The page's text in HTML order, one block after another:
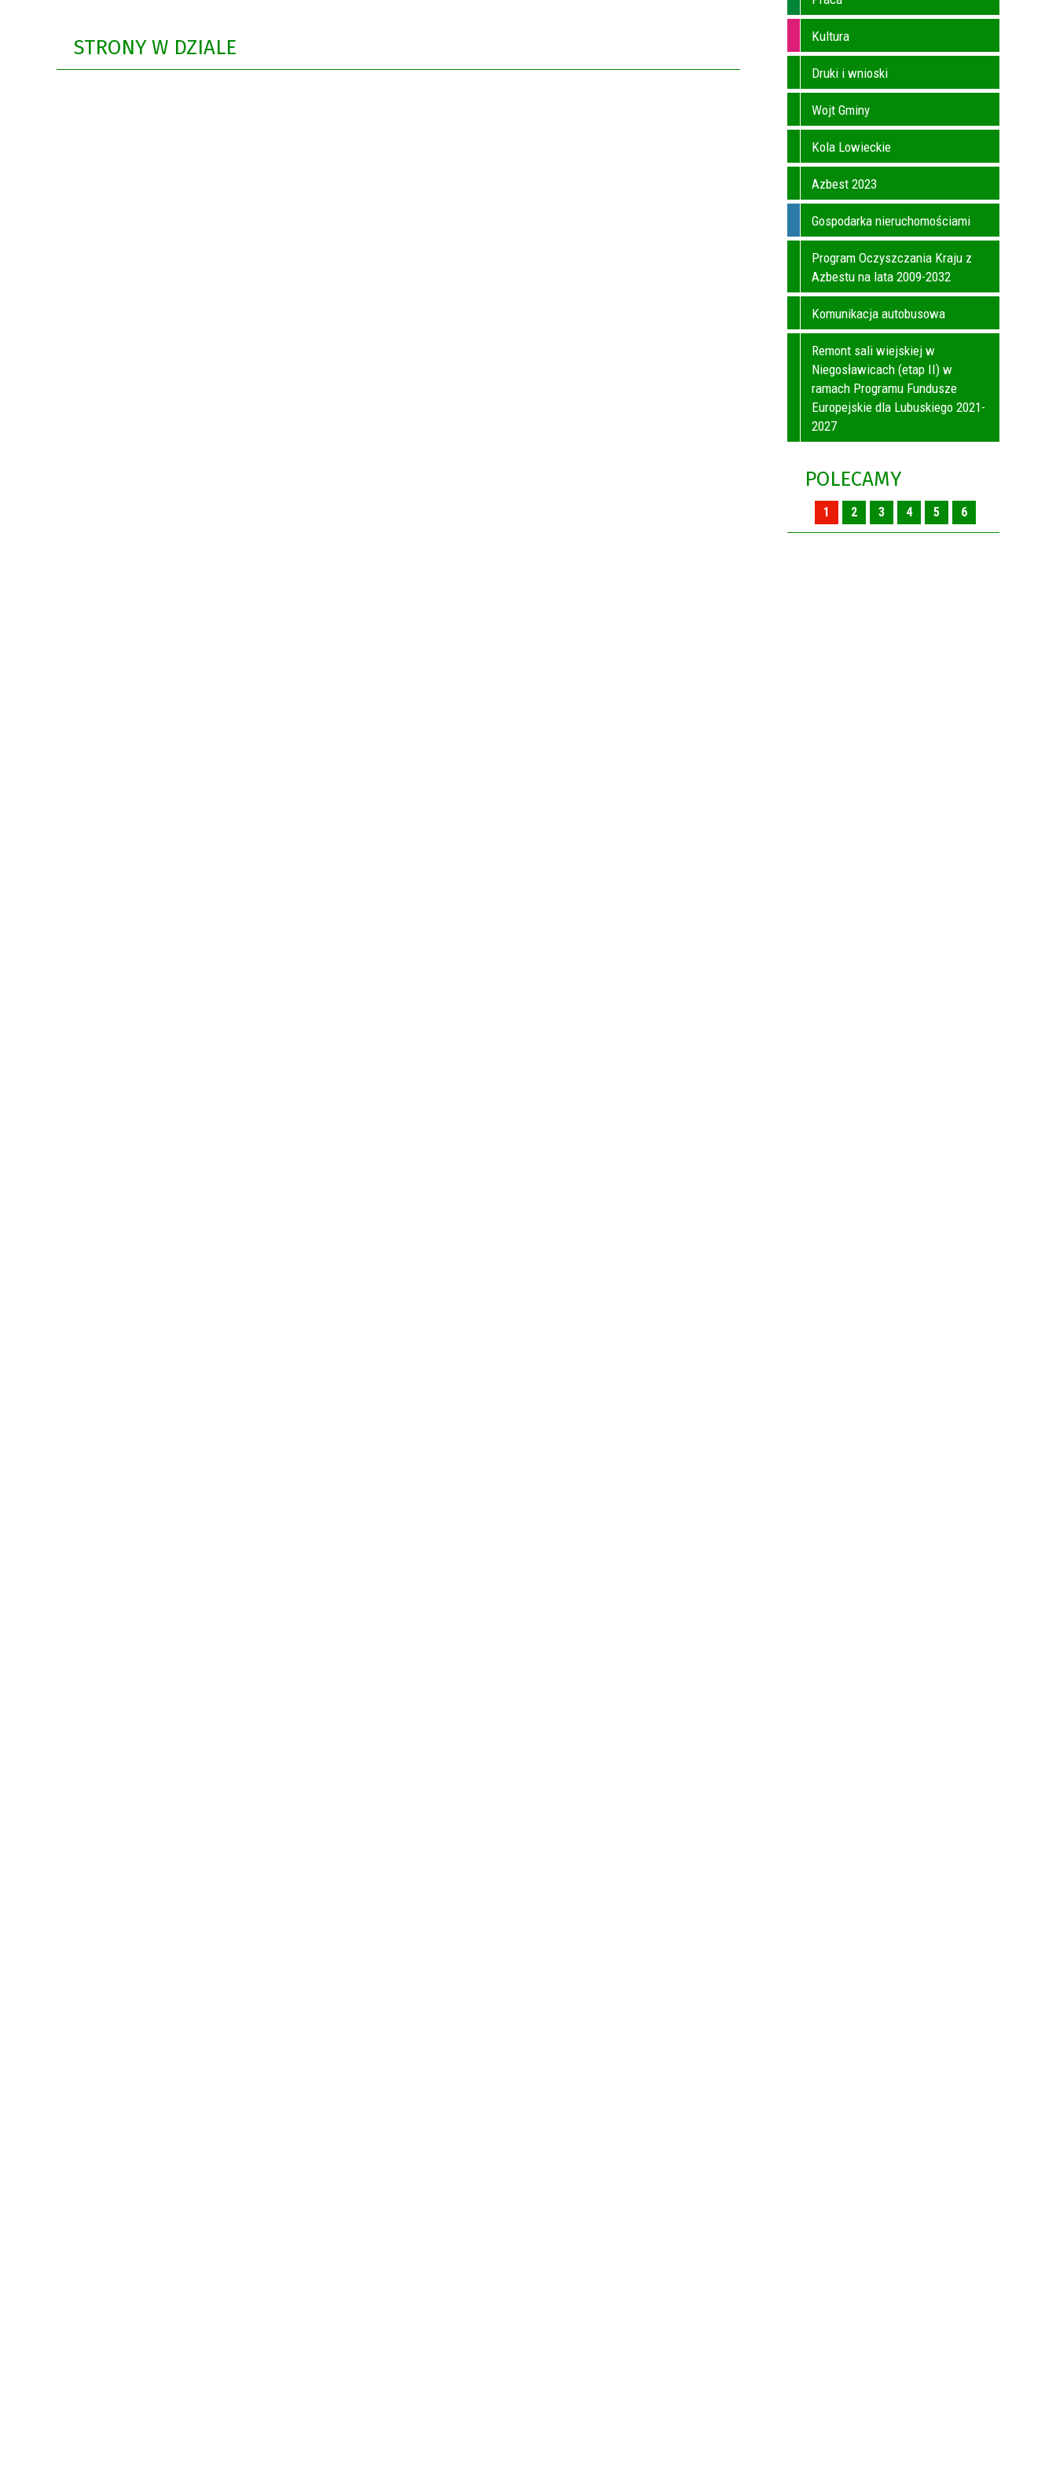
Rok 2020
STRONY W DZIALE Kultura
Druki i wnioski
Wojt Gminy
Kola Lowieckie
Azbest 2023
Gospodarka nieruchomościami
Program Oczyszczania Kraju z
Azbestu na lata 2009-2032
Komunikacja autobusowa
Remont sali wiejskiej w
Niegosławicach (etap II) w
ramach Programu Fundusze
Europejskie dla Lubuskiego 2021-
2027
POLECAMY
1 2 3 4 5 6